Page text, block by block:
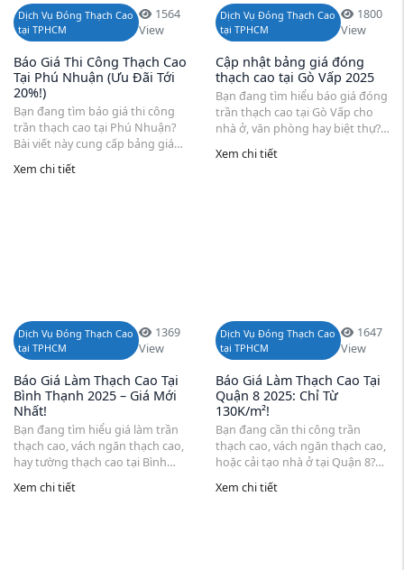
Dịch Vụ Đóng Thạch Cao
tại TPHCM
1564
View
Báo Giá Thi Công Thạch Cao
Tại Phú Nhuận (Ưu Đãi Tới
20%!)
Bạn đang tìm báo giá thi công
trần thạch cao tại Phú Nhuận?
Bài viết này cung cấp bảng giá
chi tiết theo từng loại khung
xương như Vĩnh Tường, khung
Xem chi tiết
Dịch Vụ Đóng Thạch Cao
tại TPHCM
1800
View
Cập nhật bảng giá đóng
thạch cao tại Gò Vấp 2025
Bạn đang tìm hiểu báo giá đóng
trần thạch cao tại Gò Vấp cho
nhà ở, văn phòng hay biệt thự?
Bài viết này sẽ cung cấp bảng giá
làm trần thạch cao Gò Vấp mới
Xem chi tiết
Dịch Vụ Đóng Thạch Cao
tại TPHCM
1369
View
Báo Giá Làm Thạch Cao Tại
Bình Thạnh 2025 – Giá Mới
Nhất!
Bạn đang tìm hiểu giá làm trần
thạch cao, vách ngăn thạch cao,
hay tường thạch cao tại Bình
Thạnh? Bài viết cung cấp bảng
giá chi tiết từng hạng mục từ các
Xem chi tiết
Dịch Vụ Đóng Thạch Cao
tại TPHCM
1647
View
Báo Giá Làm Thạch Cao Tại
Quận 8 2025: Chỉ Từ
130K/m²!
Bạn đang cần thi công trần
thạch cao, vách ngăn thạch cao,
hoặc cải tạo nhà ở tại Quận 8?
Bảng báo giá làm thạch cao mới
nhất 2025 sẽ giúp bạn chủ động
Xem chi tiết